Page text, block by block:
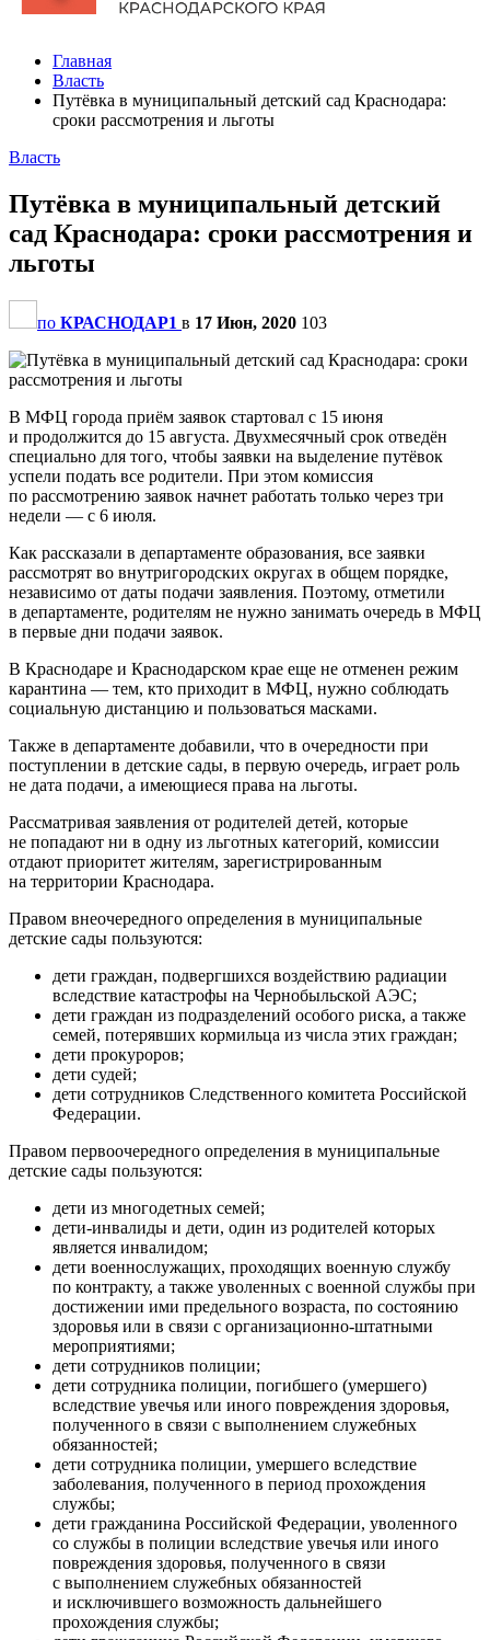
Главная
Власть
Путёвка в муниципальный детский сад Краснодара:
сроки рассмотрения и льготы
Власть
Путёвка в муниципальный детский
сад Краснодара: сроки рассмотрения и
льготы
по КРАСНОДАР1 в 17 Июн, 2020 103
В МФЦ города приём заявок стартовал с 15 июня
и продолжится до 15 августа. Двухмесячный срок отведён
специально для того, чтобы заявки на выделение путёвок
успели подать все родители. При этом комиссия
по рассмотрению заявок начнет работать только через три
недели — с 6 июля.
Как рассказали в департаменте образования, все заявки
рассмотрят во внутригородских округах в общем порядке,
независимо от даты подачи заявления. Поэтому, отметили
в департаменте, родителям не нужно занимать очередь в МФЦ
в первые дни подачи заявок.
В Краснодаре и Краснодарском крае еще не отменен режим
карантина — тем, кто приходит в МФЦ, нужно соблюдать
социальную дистанцию и пользоваться масками.
Также в департаменте добавили, что в очередности при
поступлении в детские сады, в первую очередь, играет роль
не дата подачи, а имеющиеся права на льготы.
Рассматривая заявления от родителей детей, которые
не попадают ни в одну из льготных категорий, комиссии
отдают приоритет жителям, зарегистрированным
на территории Краснодара.
Правом внеочередного определения в муниципальные
детские сады пользуются:
дети граждан, подвергшихся воздействию радиации
вследствие катастрофы на Чернобыльской АЭС;
дети граждан из подразделений особого риска, а также
семей, потерявших кормильца из числа этих граждан;
дети прокуроров;
дети судей;
дети сотрудников Следственного комитета Российской
Федерации.
Правом первоочередного определения в муниципальные
детские сады пользуются:
дети из многодетных семей;
дети-инвалиды и дети, один из родителей которых
является инвалидом;
дети военнослужащих, проходящих военную службу
по контракту, а также уволенных с военной службы при
достижении ими предельного возраста, по состоянию
здоровья или в связи с организационно-штатными
мероприятиями;
дети сотрудников полиции;
дети сотрудника полиции, погибшего (умершего)
вследствие увечья или иного повреждения здоровья,
полученного в связи с выполнением служебных
обязанностей;
дети сотрудника полиции, умершего вследствие
заболевания, полученного в период прохождения
службы;
дети гражданина Российской Федерации, уволенного
со службы в полиции вследствие увечья или иного
повреждения здоровья, полученного в связи
с выполнением служебных обязанностей
и исключившего возможность дальнейшего
прохождения службы;